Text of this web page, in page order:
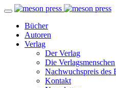
Bücher
Autoren
Verlag
Der Verlag
Die Verlagsmenschen
Nachwuchspreis des
Kontakt